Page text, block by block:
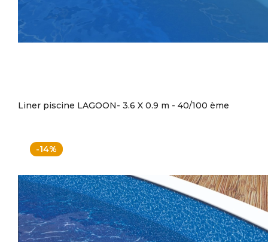
Liner piscine LAGOON- 3.6 X 0.9 m - 40/100 ème
-14%